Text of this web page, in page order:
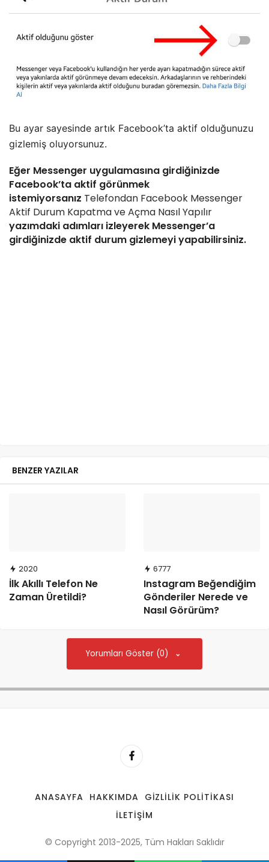
Bu ayar sayesinde artık Facebook’ta aktif olduğunuzu
gizlemiş oluyorsunuz.
Eğer Messenger uygulamasına girdiğinizde
Facebook’ta aktif görünmek
istemiyorsanız Telefondan Facebook Messenger
Aktif Durum Kapatma ve Açma Nasıl Yapılır
yazımdaki adımları izleyerek Messenger’a
girdiğinizde aktif durum gizlemeyi yapabilirsiniz.
BENZER YAZILAR
2020
İlk Akıllı Telefon Ne
Zaman Üretildi?
6777
Instagram Beğendiğim
Gönderiler Nerede ve
Nasıl Görürüm?
Yorumları Göster (0)
ANASAYFA HAKKIMDA GIZLILIK POLITIKASI
İLETIŞIM
© Copyright 2013-2025, Tüm Hakları Saklıdır